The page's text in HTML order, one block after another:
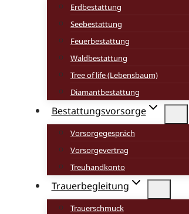
Erdbestattung
Seebestattung
Feuerbestattung
Waldbestattung
Tree of life (Lebensbaum)
Diamantbestattung
Bestattungsvorsorge
Vorsorgegespräch
Vorsorgevertrag
Treuhandkonto
Trauerbegleitung
Trauerschmuck